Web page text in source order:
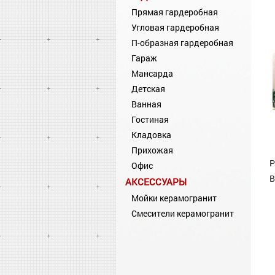
Прямая гардеробная
Угловая гардеробная
П-образная гардеробная
Гараж
Мансарда
Детская
Ванная
Гостиная
Кладовка
Прихожая
Офис
АКСЕССУАРЫ
Мойки керамогранит
Смесители керамогранит